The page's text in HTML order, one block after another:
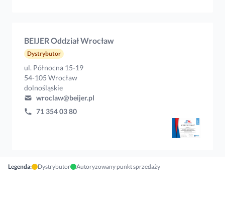
BEIJER Oddział Wrocław
Dystrybutor
ul. Północna 15-19
54-105 Wrocław
dolnośląskie
wroclaw@beijer.pl
71 354 03 80
Legenda: Dystrybutor Autoryzowany punkt sprzedaży